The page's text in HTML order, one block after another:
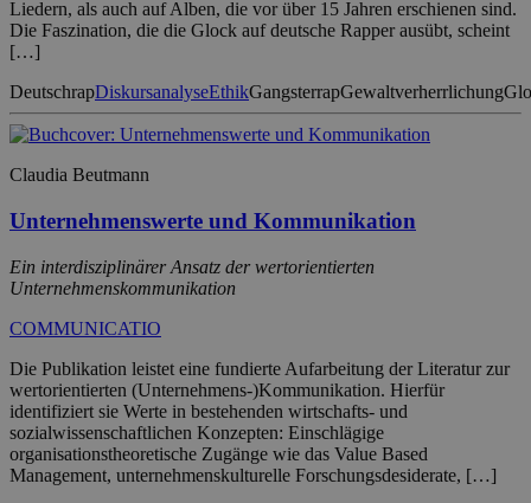
Liedern, als auch auf Alben, die vor über 15 Jahren erschienen sind.
Die Faszination, die die Glock auf deutsche Rapper ausübt, scheint
[…]
DeutschrapDiskursanalyseEthikGangsterrapGewaltverherrlichung
Claudia Beutmann
Unternehmenswerte und Kommunikation
Ein interdisziplinärer Ansatz der wertorientierten
Unternehmenskommunikation
COMMUNICATIO
Die Publikation leistet eine fundierte Aufarbeitung der Literatur zur
wertorientierten (Unternehmens-)Kommunikation. Hierfür
identifiziert sie Werte in bestehenden wirtschafts- und
sozialwissenschaftlichen Konzepten: Einschlägige
organisationstheoretische Zugänge wie das Value Based
Management, unternehmenskulturelle Forschungsdesiderate, […]